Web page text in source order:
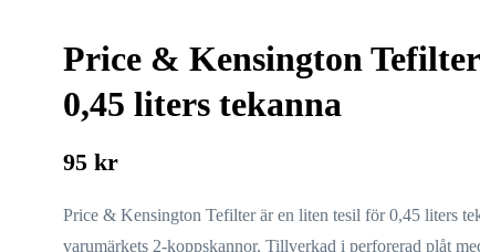
Price & Kensington
0,45 liters tekanna
95 kr
Price & Kensington Tefilter är en liten tesil för 0,45 liters
varumärkets 2-koppskannor. Tillverkad i perforerad plåt